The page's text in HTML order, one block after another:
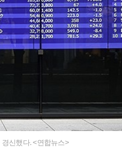
신했다. <연합뉴스>